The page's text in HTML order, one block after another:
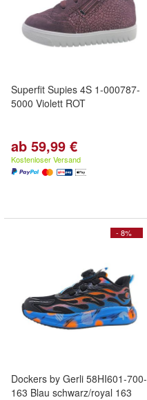
Superfit Supies 4S 1-000787-
5000 Violett ROT
ab 59,99 €
Kostenloser Versand
- 8%
Dockers by Gerli 58HI601-700-
163 Blau schwarz/royal 163